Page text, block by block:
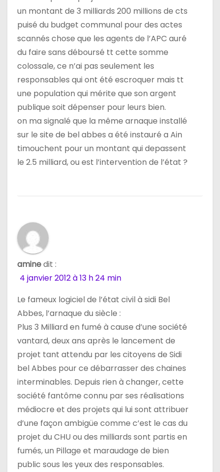
un montant de 3 milliards 200 millions de cts
puisé du budget communal pour des actes
scannés chose que les agents de l’APC auré
du faire sans déboursé tt cette somme
colossale, ce n’ai pas seulement les
responsables qui ont été escroquer mais tt
une population qui mérite que son argent
publique soit dépenser pour leurs bien.
on ma signalé que la même arnaque installé
sur le site de bel abbes a été instauré a Ain
timouchent pour un montant qui depassent
le 2.5 milliard, ou est l’intervention de l’état ?
aminedit :
4 janvier 2012 à 13 h 24 min
Le fameux logiciel de l’état civil à sidi Bel
Abbes, l’arnaque du siècle :
Plus 3 Milliard en fumé à cause d’une société
vantard, deux ans après le lancement de
projet tant attendu par les citoyens de Sidi
bel Abbes pour ce débarrasser des chaines
interminables. Depuis rien à changer, cette
société fantôme connu par ses réalisations
médiocre et des projets qui lui sont attribuer
d’une façon ambigüe comme c’est le cas du
projet du CHU ou des milliards sont partis en
fumés, un Pillage et maraudage de bien
public sous les yeux des responsables.